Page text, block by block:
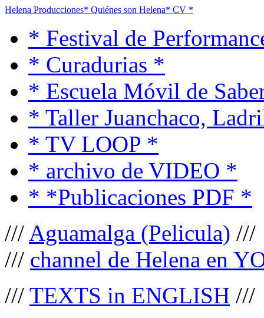
Helena Producciones* Quiénes son Helena* CV *
* Festival de
* Curadurias *
* Escuela Móvil de
* Taller Juanchaco,
* TV LOOP *
* archivo de VIDEO *
* *Publicaciones PDF *
/// Aguamalga (Pelicula) ///
/// channel de Helena en
/// TEXTS in ENGLISH ///